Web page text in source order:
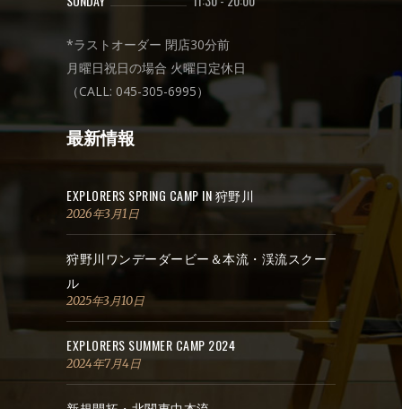
*ラストオーダー 閉店30分前
月曜日祝日の場合 火曜日定休日
（CALL: 045-305-6995）
最新情報
EXPLORERS SPRING CAMP IN 狩野川
2026年3月1日
狩野川ワンデーダービー＆本流・渓流スクー
ル
2025年3月10日
EXPLORERS SUMMER CAMP 2024
2024年7月4日